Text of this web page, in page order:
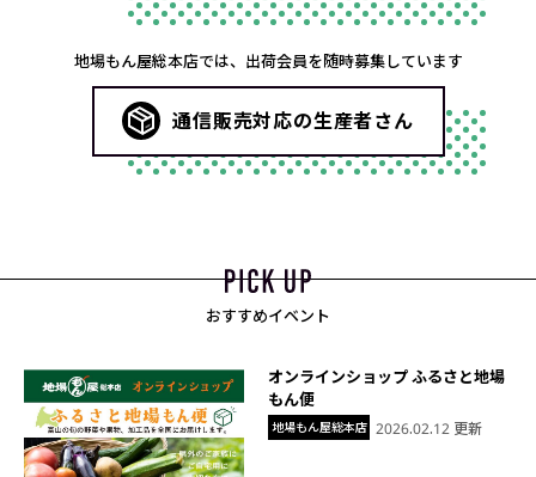
地場もん屋総本店では、出荷会員を随時募集しています
通信販売対応の生産者さん
おすすめイベント
地場もん屋総本店
オンラインショップ ふるさと地場
もん便
2026.02.12 更新